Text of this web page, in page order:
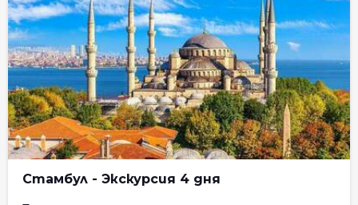
Стамбул - Экскурсия 4 дня